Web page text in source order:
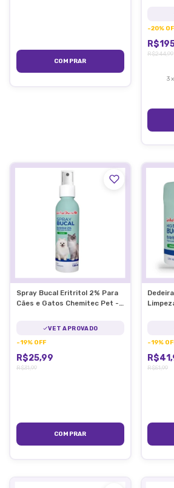
-20%
R$244,99
3
Spray Bucal Eritritol 2% Para
Cães e Gatos Chemitec Pet -
VET APROVADO
-19% OFF
R$25,99
R$31,99
-19%
R$51,99